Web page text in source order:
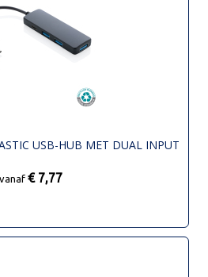
USB-HUB MET DUAL INPUT
vanaf € 7,77